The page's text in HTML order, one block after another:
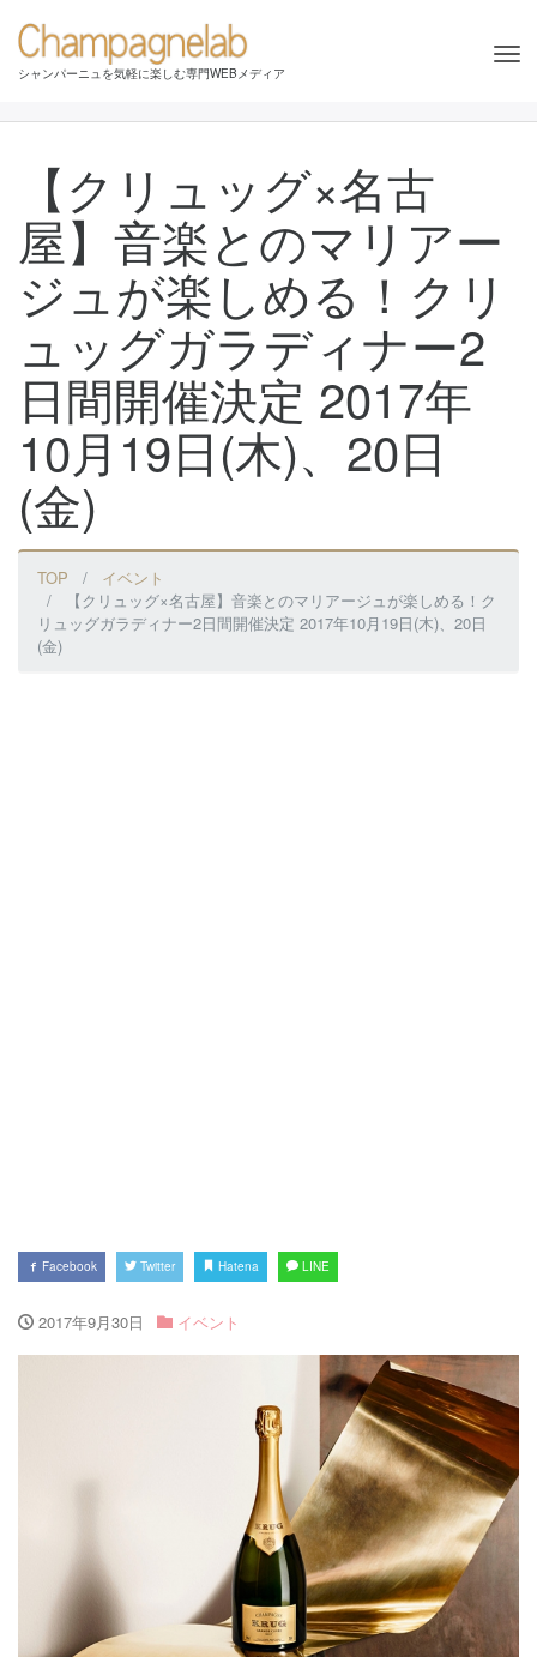
シャンパーニュを気軽に楽しむ専門WEBメディア
【クリュッグ×名古
屋】音楽とのマリアー
ジュが楽しめる！クリ
ュッグガラディナー2
日間開催決定 2017年
10月19日(木)、20日
(金)
TOP
イベント
【クリュッグ×名古屋】音楽とのマリアージュが楽しめる！ク
リュッグガラディナー2日間開催決定 2017年10月19日(木)、20日
(金)
Facebook Twitter Hatena LINE
2017年9月30日 イベント